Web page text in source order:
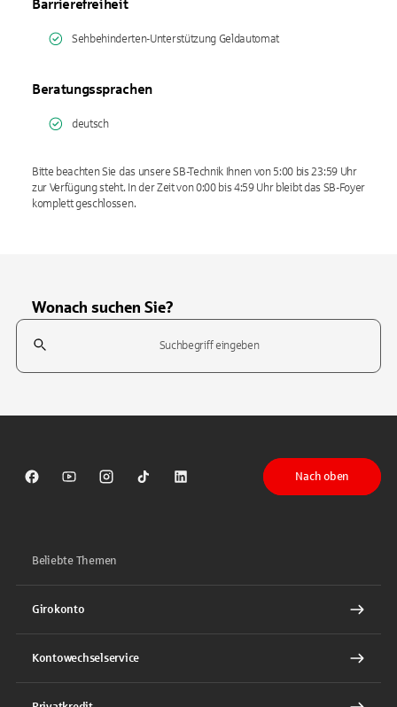
Barrierefreiheit
Sehbehinderten-Unterstützung Geldautomat
Beratungssprachen
deutsch
Bitte beachten Sie das unsere SB-Technik Ihnen von 5:00 bis 23:59 Uhr
zur Verfügung steht. In der Zeit von 0:00 bis 4:59 Uhr bleibt das SB-Foyer
komplett geschlossen.
Wonach suchen Sie?
Suchfeld
Sparkasse auf Facebook
Sparkasse auf Youtube
Sparkasse auf Instagram
Sparkasse auf TikTok
Sparkasse auf LinkedIn
Nach oben
Beliebte Themen
Girokonto
Kontowechselservice